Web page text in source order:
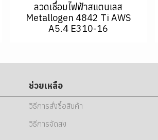
ลวดเชื่อมไฟฟ้าสแตนเลส
Metallogen 4842 Ti AWS
A5.4 E310-16
ช่วยเหลือ
วิธีการสั่งซื้อสินค้า
วิธีการจัดส่ง